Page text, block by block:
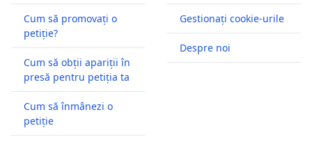
Cum să promovați o
petiție?
Cum să obții apariții în
presă pentru petiția ta
Cum să înmânezi o
petiție
Gestionați cookie-urile
Despre noi